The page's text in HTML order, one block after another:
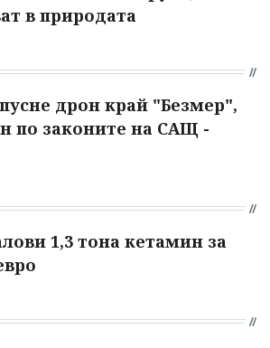
в природата
дрон край "Безмер",
по законите на САЩ -
1,3 тона кетамин за